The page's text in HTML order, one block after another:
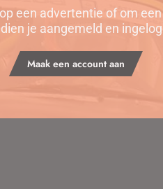
een advertentie of om
je aangemeld en
Maak een account aan